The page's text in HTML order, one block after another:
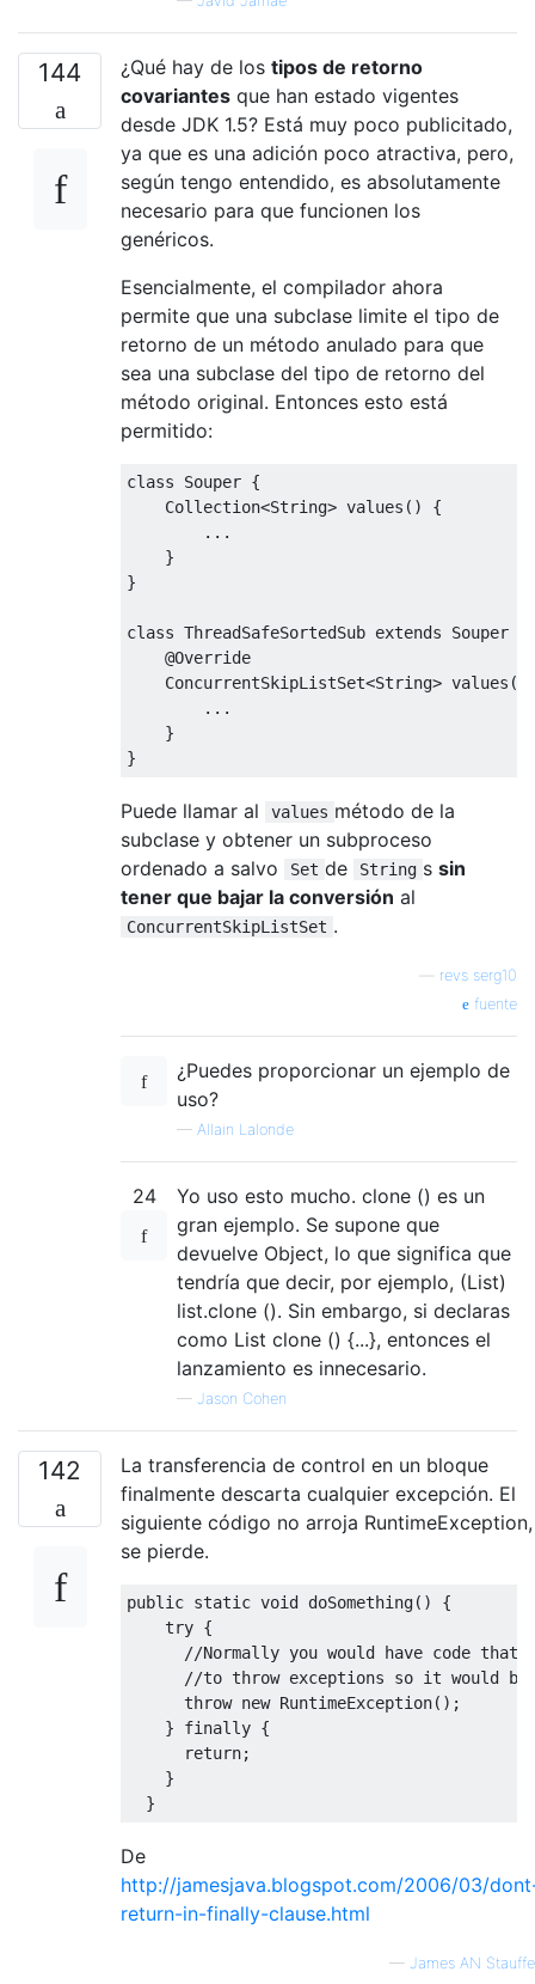
144 ¿Qué hay de los tipos de retorno
covariantes que han estado vigentes
desde JDK 1.5? Está muy poco publicitado,
ya que es una adición poco atractiva, pero,
según tengo entendido, es absolutamente
necesario para que funcionen los
genéricos.
Esencialmente, el compilador ahora
permite que una subclase limite el tipo de
retorno de un método anulado para que
sea una subclase del tipo de retorno del
método original. Entonces esto está
permitido:
class Souper {
Collection<String> values ()
{
...
}
}
class ThreadSafeSortedSub extends Souper
@Override
ConcurrentSkipListSet<String> values ()
...
}
}
Puede llamar al values método de la
subclase y obtener un subproceso
ordenado a salvo
Set de String s sin
tener que bajar la conversión al
ConcurrentSkipListSet .
revs serg10
fuente
¿Puedes proporcionar un ejemplo de
uso?
— Allain Lalonde
24
Yo uso esto mucho. clone () es un
gran ejemplo. Se supone que
devuelve Object, lo que significa que
tendría que decir, por ejemplo, (List)
list.clone (). Sin embargo, si declaras
como List clone () {...}, entonces el
lanzamiento es innecesario.
— Jason Cohen
142
La transferencia de control en un bloque
finalmente descarta cualquier excepción. El
siguiente código no arroja RuntimeException,
se pierde.
public static void doSomething()
{
try {
//Normally you would have code
//to throw exceptions so it would be
throw new RuntimeException();
}
finally {
return;
}
}
De
http://jamesjava.blogspot.com/2006/03/
return-in-finally-clause.html
— James AN